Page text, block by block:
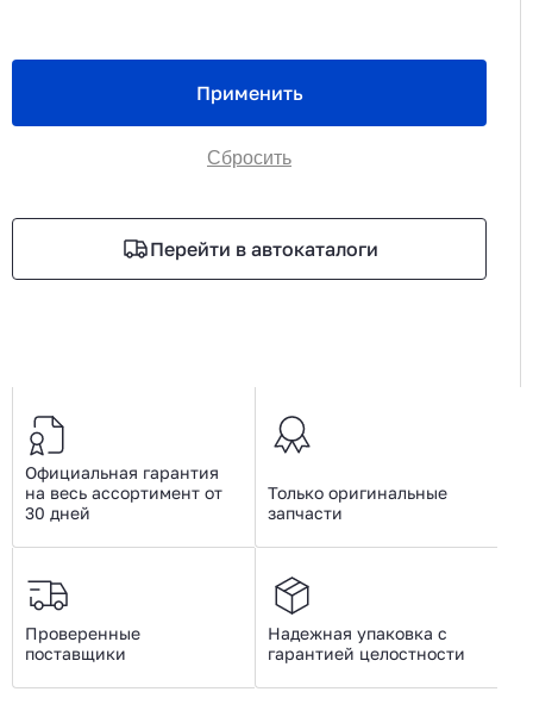
Применить
Сбросить
Перейти в автокаталоги
Официальная гарантия
на весь ассортимент от
30 дней
Только оригинальные
запчасти
Проверенные
поставщики
Надежная упаковка с
гарантией целостности